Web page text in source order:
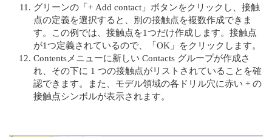
グリーンの「+ Add contact」ボタンをクリックし、接触
点の定義を選択すると、別の接触点を複数作成できま
す。この例では、接触点を1つだけ作成します。接触点
が1つ定義されているので、「OK」をクリックします。
Contentsメニューに新しい Contacts グループが作成さ
れ、その下に 1 つの接触点がリストされていることを確
認できます。また、モデル領域の各ドリル穴に赤い + の
接触点シンボルが表示されます。